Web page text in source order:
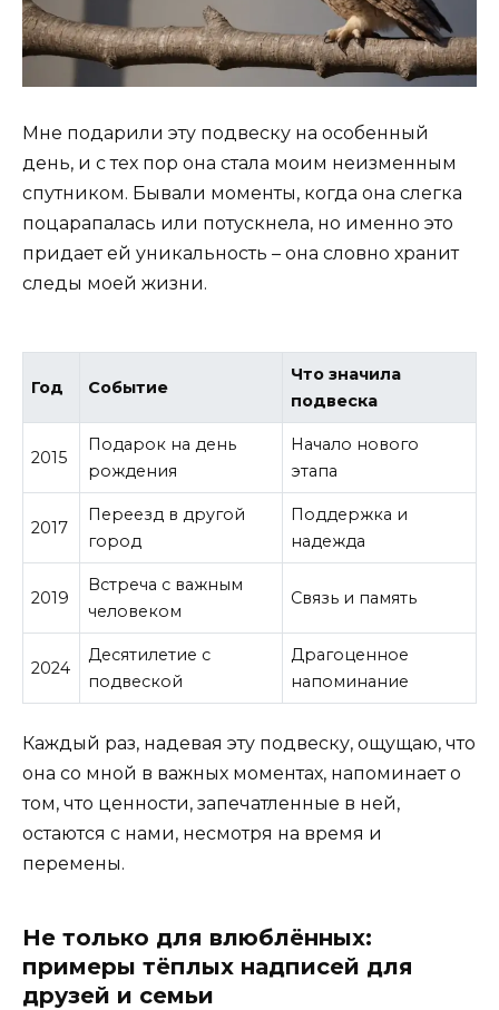
Мне подарили эту подвеску на особенный
день, и с тех пор она стала моим неизменным
спутником. Бывали моменты, когда она слегка
поцарапалась или потускнела, но именно это
придает ей уникальность – она словно хранит
следы моей жизни.
Год Событие
Что значила
подвеска
2015
Подарок на день
рождения
Начало нового
этапа
2017
Переезд в другой
город
Поддержка и
надежда
2019
Встреча с важным
человеком
Связь и память
2024
Десятилетие с
подвеской
Драгоценное
напоминание
Каждый раз, надевая эту подвеску, ощущаю, что
она со мной в важных моментах, напоминает о
том, что ценности, запечатленные в ней,
остаются с нами, несмотря на время и
перемены.
Не только для влюблённых:
примеры тёплых надписей для
друзей и семьи